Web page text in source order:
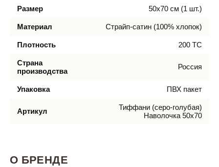
Размер 50х70 см (1 шт.)
Материал Страйп-сатин (100% хлопок)
Плотность 200 ТС
Страна
производства
Россия
Упаковка ПВХ пакет
Артикул
Тиффани (серо-голубая)
Наволочка 50х70
О БРЕНДЕ